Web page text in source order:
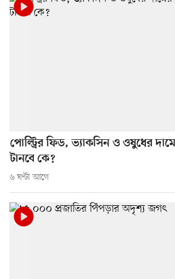
পোল্ট্রির ফিড, ভ্যাকসিন ও ওষুধের
টানবে কে?
৬ ঘণ্টা আগে